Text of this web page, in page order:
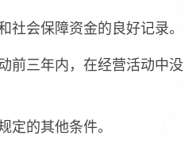
会保障资金的良好记录。
三年内，在经营活动中没
的其他条件。